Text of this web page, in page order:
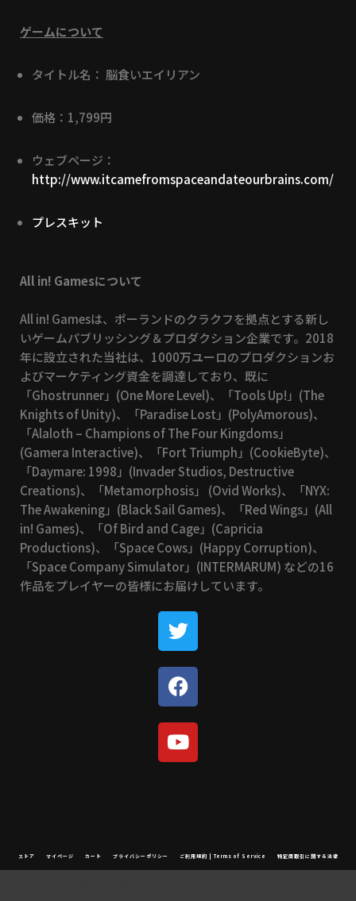
ゲームについて
タイトル名： 脳食いエイリアン
価格：1,799円
ウェブページ：
http://www.itcamefromspaceandateourbrains.com/
プレスキット
All in! Gamesについて
All in! Gamesは、ポーランドのクラクフを拠点とする新し
いゲームパブリッシング＆プロダクション企業です。2018
年に設立された当社は、1000万ユーロのプロダクションお
よびマーケティング資金を調達しており、既に
「Ghostrunner」(One More Level)、「Tools Up!」(The
Knights of Unity)、「Paradise Lost」(PolyAmorous)、
「Alaloth – Champions of The Four Kingdoms」
(Gamera Interactive)、「Fort Triumph」(CookieByte)、
「Daymare: 1998」(Invader Studios, Destructive
Creations)、「Metamorphosis」 (Ovid Works)、「NYX:
The Awakening」(Black Sail Games)、「Red Wings」(All
in! Games)、「Of Bird and Cage」(Capricia
Productions)、「Space Cows」(Happy Corruption)、
「Space Company Simulator」(INTERMARUM) などの16
作品をプレイヤーの皆様にお届けしています。
ストア マイページ カート プライバシーポリシー ご利用規約 | Terms of Service 特定商取引に関する法律